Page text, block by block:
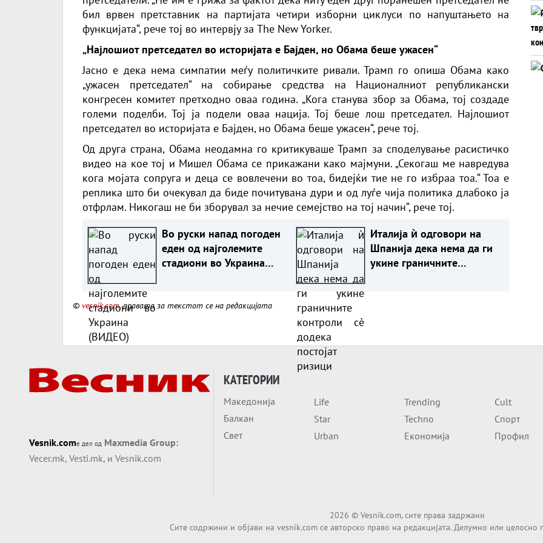
бил врвен претставник на партијата четири изборни циклуси по напуштањето на
функцијата“, рече тој во интервју за The New Yorker.
„Најлошиот претседател во историјата е Бајден, но Обама беше ужасен“
Јасно е дека нема симпатии меѓу политичките ривали. Трамп го опиша Обама како
„ужасен претседател“ на собирање средства на Националниот републикански
конгресен комитет претходно оваа година. „Кога станува збор за Обама, тој создаде
големи поделби. Тој ја подели оваа нација. Тој беше лош претседател. Најлошиот
претседател во историјата е Бајден, но Обама беше ужасен“, рече тој.
Од друга страна, Обама неодамна го критикуваше Трамп за споделување расистичко
видео на кое тој и Мишел Обама се прикажани како мајмуни. „Секогаш ме навредува
кога мојата сопруга и деца се вовлечени во тоа, бидејќи тие не го избраа тоа.“ Тоа е
реплика што би очекувал да биде почитувана дури и од луѓе чија политика длабоко ја
отфрлам. Никогаш не би зборувал за нечие семејство на тој начин“, рече тој.
Во руски напад погоден
еден од најголемите
стадиони во Украина
Италија ѝ одговори на
Шпанија дека нема да ги
укине граничните
© vesnik.com, правата за текстот се на редакцијата
Vesnik.comе дел од Maxmedia Group:
Vecer.mk, Vesti.mk, и Vesnik.com
КАТЕГОРИИ
Македонија
Балкан
Свет
Life
Star
Urban
Trending
Techno
Економија
Cult
Спорт
Профил
2026 © Vesnik.com, сите права задржани
Сите содржини и објави на vesnik.com се авторско право на редакцијата. Делумно или целосно